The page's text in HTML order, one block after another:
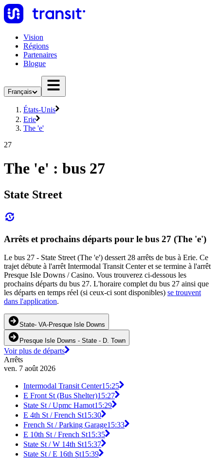
Vision
Régions
Partenaires
Blogue
Français
États-Unis
Erie
The 'e'
27
The 'e' : bus 27
State Street
Arrêts et prochains départs pour le bus 27 (The 'e')
Le bus 27 - State Street (The 'e') dessert 28 arrêts de bus à Erie. Ce
trajet débute à l'arrêt Intermodal Transit Center et se termine à l'arrêt
Presque Isle Downs / Casino. Vous trouverez ci-dessous les
prochains départs du bus 27. L'horaire complet du bus 27 ainsi que
les départs en temps réel (si ceux-ci sont disponibles) se trouvent
dans l'application.
State- VA-Presque Isle Downs
Presque Isle Downs - State - D. Town
Voir plus de départs
Arrêts
ven. 7 août 2026
Intermodal Transit Center15:25
E Front St (Bus Shelter)15:27
State St / Upmc Hamot15:29
E 4th St / French St15:30
French St / Parking Garage15:33
E 10th St / French St15:35
State St / W 14th St15:37
State St / E 16th St15:39